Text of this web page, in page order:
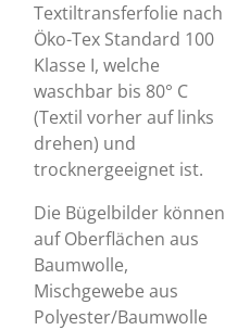
Textiltransferfolie nach
Öko-Tex Standard 100
Klasse I, welche
waschbar bis 80° C
(Textil vorher auf links
drehen) und
trocknergeeignet ist.
Die Bügelbilder können
auf Oberflächen aus
Baumwolle,
Mischgewebe aus
Polyester/Baumwolle